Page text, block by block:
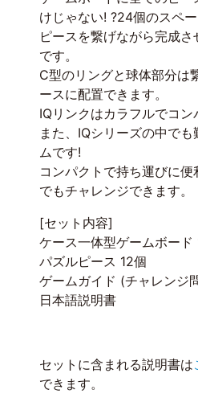
けじゃない! ?24個のスペ
ピースを繋げながら完成
です。
C型のリングと球体部分は
ースに配置できます。
IQリンクはカラフルでコン
また、IQシリーズの中で
ムです!
コンパクトで持ち運びに便
でもチャレンジできます。
[セット内容]
ケース一体型ゲームボード
パズルピース 12個
ゲームガイド (チャレンジ
日本語説明書
セットに含まれる説明書は
できます。